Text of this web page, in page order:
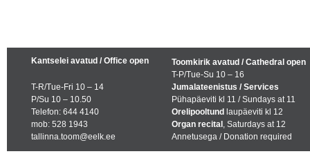
Kantselei avatud / Office open
T-R/Tue-Fri 10 – 14
P/Su 10 – 10.50
Telefon: 644 4140
mob: 528 1943
tallinna.toom@eelk.ee
Toomkirik avatud / Cathedral open
T-P/Tue-Su 10 – 16
Jumalateenistus / Services
Pühapäeviti kl 11 / Sundays at 11
Orelipooltund laupäeviti kl 12
Organ recital , Saturdays at 12
Annetusega / Donation required